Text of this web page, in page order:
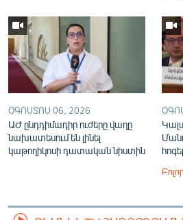
ՕԳՈՍՏՈՍ 06, 2026
ԱԺ ընդդիմադիր ուժերը վաղը
նախատեսում են լինել
կաթողիկոսի դատական նիստին